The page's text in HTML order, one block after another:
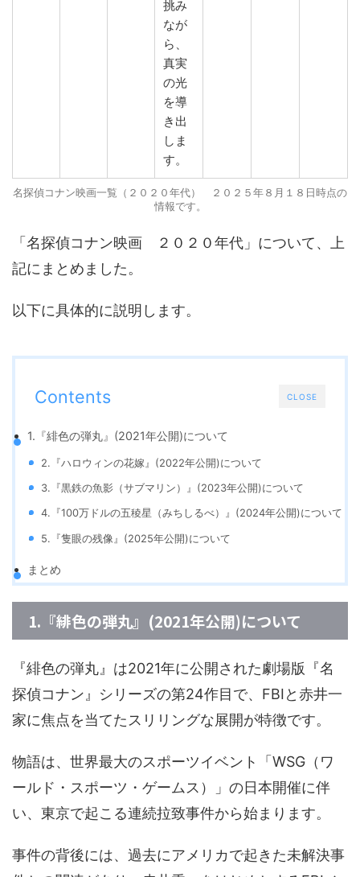
挑み
なが
ら、
真実
の光
を導
き出
しま
す。
名探偵コナン映画一覧（２０２０年代） ２０２５年８月１８日時点の
情報です。
「名探偵コナン映画 ２０２０年代」について、上
記にまとめました。
以下に具体的に説明します。
CLOSE
Contents
1.『緋色の弾丸』(2021年公開)について
2.『ハロウィンの花嫁』(2022年公開)について
3.『黒鉄の魚影（サブマリン）』(2023年公開)について
4.『100万ドルの五稜星（みちしるべ）』(2024年公開)について
5.『隻眼の残像』(2025年公開)について
まとめ
1.『緋色の弾丸』(2021年公開)について
『緋色の弾丸』は2021年に公開された劇場版『名
探偵コナン』シリーズの第24作目で、FBIと赤井一
家に焦点を当てたスリリングな展開が特徴です。
物語は、世界最大のスポーツイベント「WSG（ワ
ールド・スポーツ・ゲームス）」の日本開催に伴
い、東京で起こる連続拉致事件から始まります。
事件の背後には、過去にアメリカで起きた未解決事